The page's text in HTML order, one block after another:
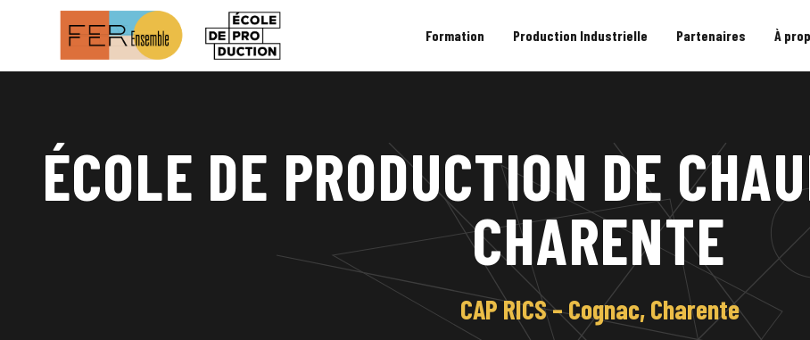
Formation Production Industrielle Partenaires À
ÉCOLE DE PRODUCTION DE
CHARENTE
CAP RICS – Cognac, Charente